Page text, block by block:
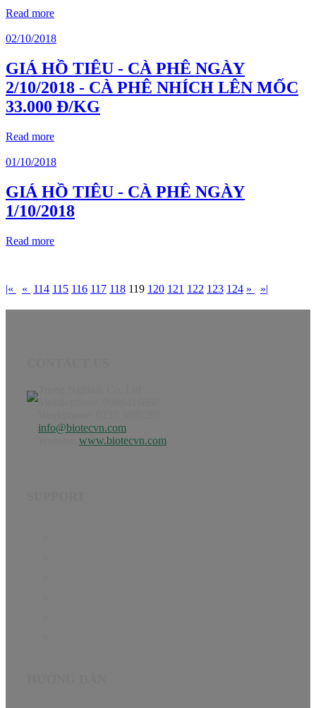
Read more
02/10/2018
GIÁ HỒ TIÊU - CÀ PHÊ NGÀY
2/10/2018 - CÀ PHÊ NHÍCH LÊN MỐC
33.000 Đ/KG
Read more
01/10/2018
GIÁ HỒ TIÊU - CÀ PHÊ NGÀY
1/10/2018
Read more
|« « 114 115 116 117 118 119 120 121 122 123 124 » »|
info@biotecvn.com
www.biotecvn.com